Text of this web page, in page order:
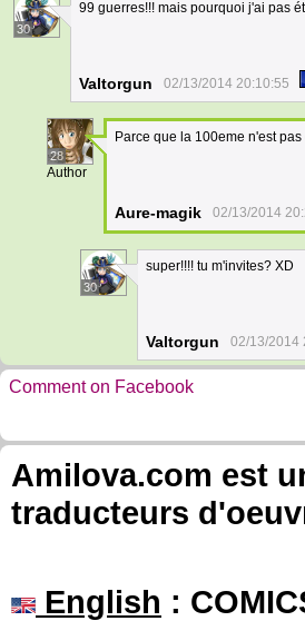
30
99 guerres!!! mais pourquoi j'ai pas
Valtorgun 02/13/2014 20:10:55
28
Author
Parce que la 100eme n'est
Aure-magik 02/13/2014
30
super!!!! tu m'invites? XD
Valtorgun 02/13/2014
Comment on Facebook
Amilova.com est
traducteurs
English :